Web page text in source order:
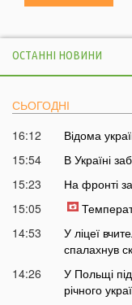
ОСТАННІ НОВИНИ
СЬОГОДНІ
16:12
Відома
15:54
В Україні
15:23
На фронті
15:05
14:53
У ліцеї
спалахнув
14:26
У Польщі
річного